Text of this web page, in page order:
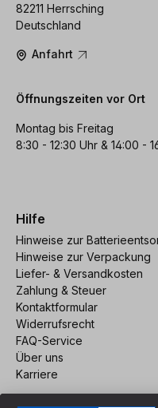
82211 Herrsching
Deutschland
Anfahrt
Öffnungszeiten vor Ort
Montag bis Freitag
8:30 - 12:30 Uhr & 14:00 -
Hilfe
Hinweise zur
Hinweise zur Verpackung
Liefer- & Versandkosten
Zahlung & Steuer
Kontaktformular
Widerrufsrecht
FAQ-Service
Über uns
Karriere